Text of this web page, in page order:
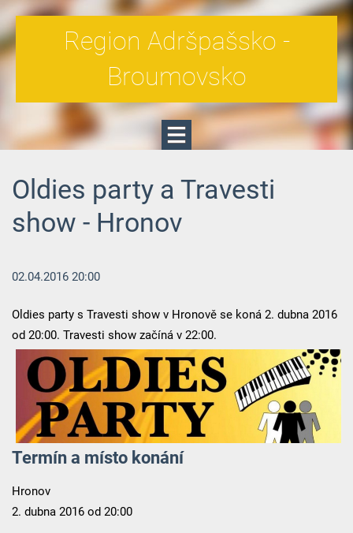
Region Adršpašsko -
Broumovsko
Oldies party a Travesti
show - Hronov
02.04.2016 20:00
Oldies party s Travesti show v Hronově se koná 2. dubna 2016
od 20:00. Travesti show začíná v 22:00.
Termín a místo konání
Hronov
2. dubna 2016 od 20:00